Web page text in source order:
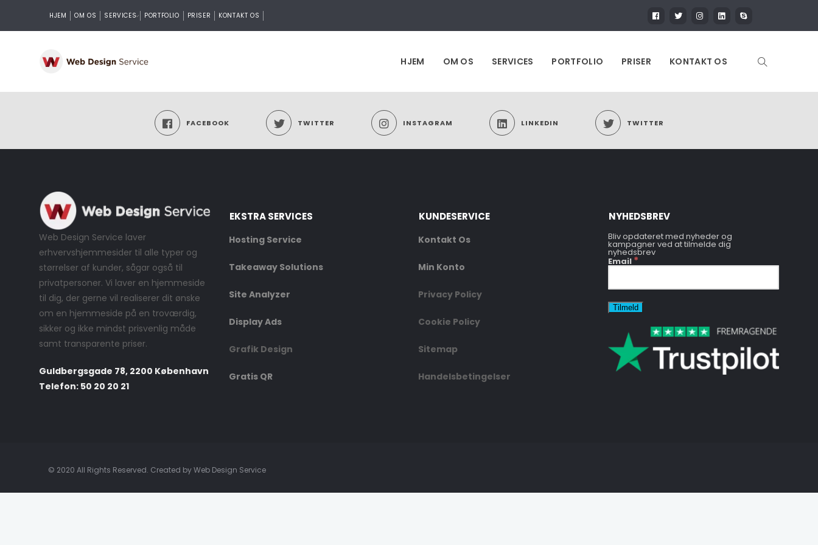
HJEM OM OS SERVICES PORTFOLIO PRISER KONTAKT OS
HJEM OM OS SERVICES PORTFOLIO PRISER KONTAKT OS
FACEBOOK TWITTER INSTAGRAM LINKEDIN TWITTER
Web Design Service laver
erhvervshjemmesider til alle typer og
størrelser af kunder, sågar også til
privatpersoner. Vi laver en hjemmeside
til dig, der gerne vil realiserer dit ønske
om en hjemmeside på en troværdig,
sikker og ikke mindst prisvenlig måde
samt transparente priser.
Guldbergsgade 78, 2200 København
Telefon: 50 20 20 21
EKSTRA SERVICES
Hosting Service
Takeaway Solutions
Site Analyzer
Display Ads
Grafik Design
Gratis QR
KUNDESERVICE
Kontakt Os
Min Konto
Privacy Policy
Cookie Policy
Sitemap
Handelsbetingelser
NYHEDSBREV
Bliv opdateret med nyheder og
kampagner ved at tilmelde dig
nyhedsbrev
Email *
© 2020 All Rights Reserved. Created by Web Design Service